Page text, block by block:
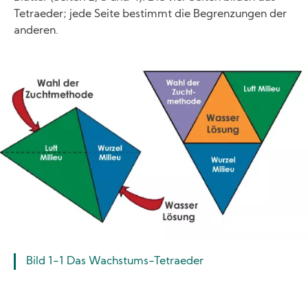
Tetraeder; jede Seite bestimmt die Begrenzungen der
anderen.
Bild 1-1 Das Wachstums-Tetraeder